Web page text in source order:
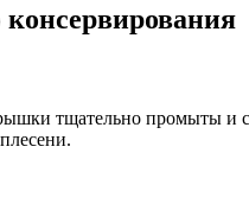
тщательно промыты и